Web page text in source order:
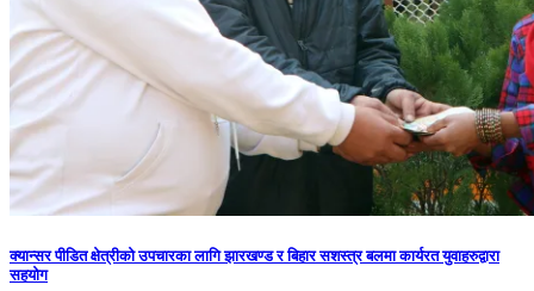
क्यान्सर पीडित क्षेत्रीको उपचारका लागि झारखण्ड र बिहार सशस्त्र बलमा कार्यरत युवाहरुद्वारा
सहयोग